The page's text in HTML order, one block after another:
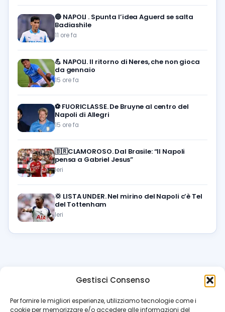
Gestisci Consenso
Per fornire le migliori esperienze, utilizziamo tecnologie come i
cookie per memorizzare e/o accedere alle informazioni del
🔵 NAPOLI . Spunta l’idea Aguerd se salta
Badiashile
11 ore fa
💪 NAPOLI. Il ritorno di Neres, che non gioca
da gennaio
15 ore fa
⚽️ FUORICLASSE. De Bruyne al centro del
Napoli di Allegri
15 ore fa
🇧🇷CLAMOROSO. Dal Brasile: “Il Napoli
pensa a Gabriel Jesus”
Ieri
💢 LISTA UNDER. Nel mirino del Napoli c’è Tel
del Tottenham
Ieri
azzurrissimo.it